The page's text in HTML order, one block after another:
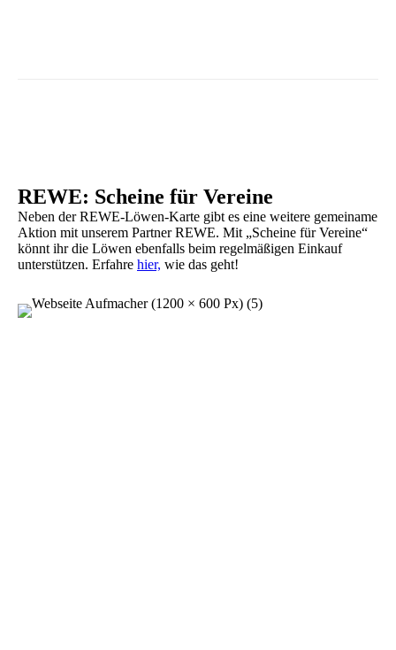
REWE: Scheine für Vereine
Neben der REWE-Löwen-Karte gibt es eine weitere gemeiname
Aktion mit unserem Partner REWE. Mit „Scheine für Vereine“
könnt ihr die Löwen ebenfalls beim regelmäßigen Einkauf
unterstützen. Erfahre hier, wie das geht!